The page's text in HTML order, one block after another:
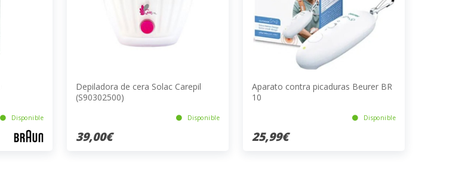
Disponible
Depiladora de cera Solac Carepil
(S90302500)
Disponible
39,00€
Aparato contra picaduras Beurer BR
10
Disponible
25,99€